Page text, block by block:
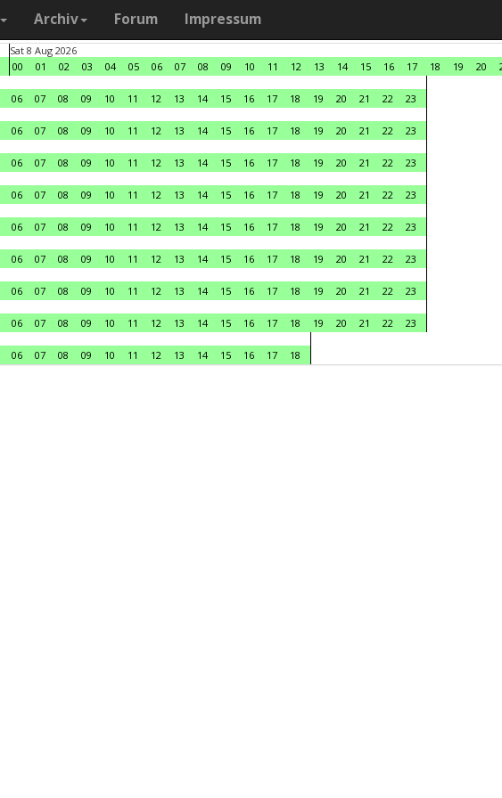
Archiv Forum Impressum
Sat 8 Aug 2026
00
01 02 03 04 05 06 07 08 09 10 11 12 13 14 15 16 17 18 19 20
06 07 08 09 10 11 12 13 14 15 16 17 18 19 20 21 22
23
06 07 08 09 10 11 12 13 14 15 16 17 18 19 20 21 22
23
06 07 08 09 10 11 12 13 14 15 16 17 18 19 20 21 22
23
06 07 08 09 10 11 12 13 14 15 16 17 18 19 20 21 22
23
06 07 08 09 10 11 12 13 14 15 16 17 18 19 20 21 22
23
06 07 08 09 10 11 12 13 14 15 16 17 18 19 20 21 22
23
06 07 08 09 10 11 12 13 14 15 16 17 18 19 20 21 22
23
06 07 08 09 10 11 12 13 14 15 16 17 18 19 20 21 22
23
06 07 08 09 10 11 12 13 14 15 16 17 18